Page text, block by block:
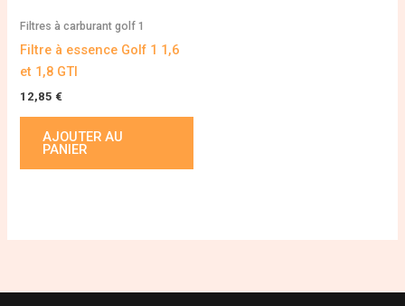
Filtres à carburant golf 1
Filtre à essence Golf 1 1,6
et 1,8 GTI
12,85 €
AJOUTER AU
PANIER